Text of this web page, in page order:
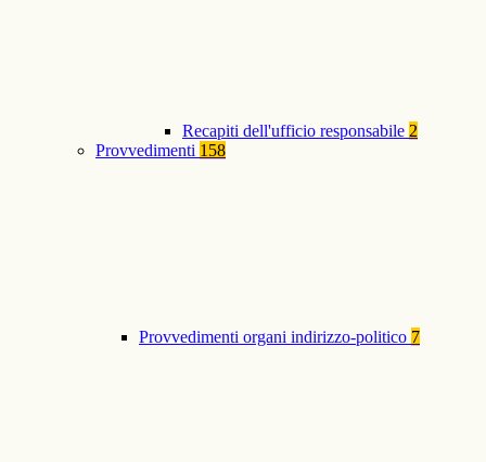
Recapiti dell'ufficio responsabile 2
Provvedimenti 158
Provvedimenti organi indirizzo-politico 7